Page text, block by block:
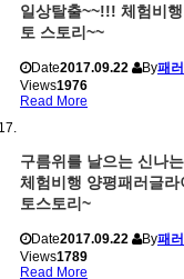
일상탈출~~!!! 체험비
토 스토리~~
Date2017.09.22 By패
Views1976
Read More
구름위를 날으는 신나
체험비행 양평패러글라
토스토리~
Date2017.09.22 By패
Views1789
Read More